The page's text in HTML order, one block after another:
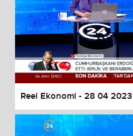
Reel Ekonomi - 28 04 2023